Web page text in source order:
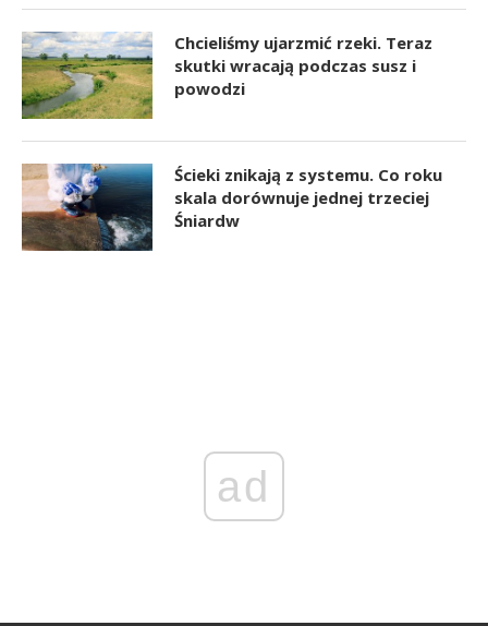
Chcieliśmy ujarzmić rzeki. Teraz
skutki wracają podczas susz i
powodzi
Ścieki znikają z systemu. Co roku
skala dorównuje jednej trzeciej
Śniardw
ad